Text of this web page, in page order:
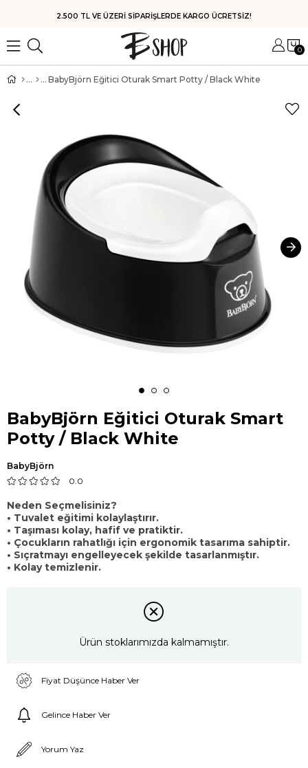
HIZLI KARGO
0
BabyBjörn Eğitici Oturak Smart Potty / Black White
BabyBjörn Eğitici Oturak Smart
Potty / Black White
BabyBjörn
0.0
Neden Seçmelisiniz?
• Tuvalet eğitimi kolaylaştırır.
• Taşıması kolay, hafif ve pratiktir.
• Çocukların rahatlığı için ergonomik tasarıma sahiptir.
• Sıçratmayı engelleyecek şekilde tasarlanmıştır.
• Kolay temizlenir.
Ürün stoklarımızda kalmamıştır.
Fiyat Düşünce Haber Ver
Gelince Haber Ver
Yorum Yaz